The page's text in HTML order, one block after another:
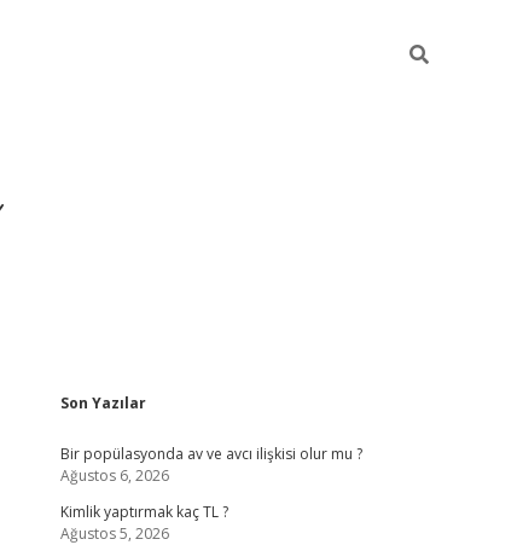
Sidebar
Son Yazılar
Bir popülasyonda av ve avcı ilişkisi olur mu ?
Ağustos 6, 2026
Kimlik yaptırmak kaç TL ?
Ağustos 5, 2026